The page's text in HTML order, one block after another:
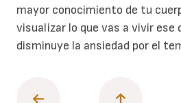
mayor conocimiento de tu
visualizar lo que vas a vivir ese
disminuye la ansiedad por el